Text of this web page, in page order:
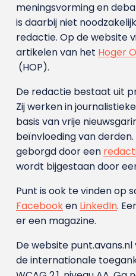
meningsvorming en
is daarbij niet
redactie. Op de website
artikelen van het Hoger
(HOP).
De redactie bestaat uit
Zij werken in
basis van vrije
beïnvloeding van
geborgd door een
wordt bijgestaan door
Punt is ook te vinden op
Facebooken LinkedIn.
er een magazine.
De website
de internationale